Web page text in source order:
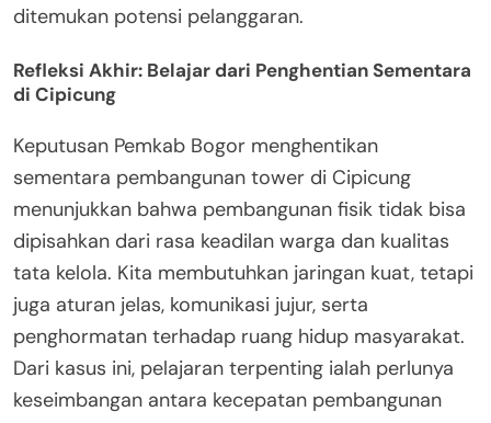
ditemukan potensi pelanggaran.
Refleksi Akhir: Belajar dari Penghentian Sementara
di Cipicung
Keputusan Pemkab Bogor menghentikan
sementara pembangunan tower di Cipicung
menunjukkan bahwa pembangunan fisik tidak bisa
dipisahkan dari rasa keadilan warga dan kualitas
tata kelola. Kita membutuhkan jaringan kuat, tetapi
juga aturan jelas, komunikasi jujur, serta
penghormatan terhadap ruang hidup masyarakat.
Dari kasus ini, pelajaran terpenting ialah perlunya
keseimbangan antara kecepatan pembangunan